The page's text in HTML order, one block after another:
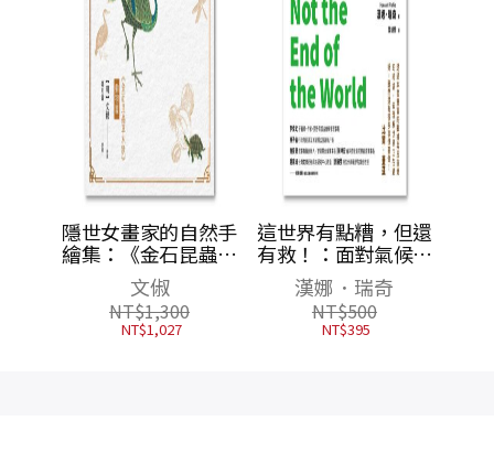
這世界有點糟，但還
有救！：面對氣候變
遷、環境汙染、物種
滅絕，用數據打敗末
日宿命，從七個永續
關鍵點啟動「對地球
漢娜．瑞奇
NT$500
NT$395